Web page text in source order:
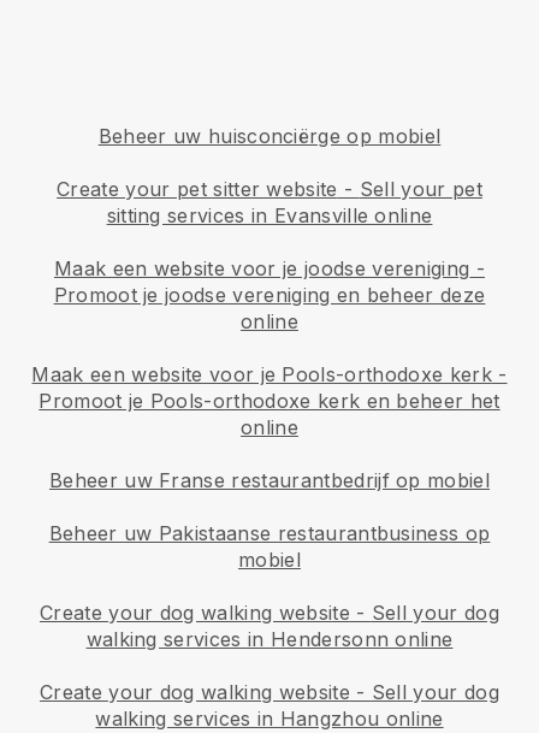
Beheer uw huisconciërge op mobiel
Create your pet sitter website - Sell your pet
sitting services in Evansville online
Maak een website voor je joodse vereniging -
Promoot je joodse vereniging en beheer deze
online
Maak een website voor je Pools-orthodoxe kerk-
Promoot je Pools-orthodoxe kerk en beheer het
online
Beheer uw Franse restaurantbedrijf op mobiel
Beheer uw Pakistaanse restaurantbusiness op
mobiel
Create your dog walking website - Sell your dog
walking services in Hendersonn online
Create your dog walking website - Sell your dog
walking services in Hangzhou online